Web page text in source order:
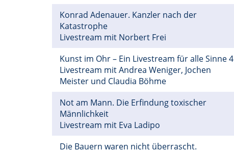
Konrad Adenauer. Kanzler nach der
Katastrophe
Livestream mit Norbert Frei
Kunst im Ohr – Ein Livestream für alle Sinne 4
Livestream mit Andrea Weniger, Jochen
Meister und Claudia Böhme
Not am Mann. Die Erfindung toxischer
Männlichkeit
Livestream mit Eva Ladipo
Die Bauern waren nicht überrascht.